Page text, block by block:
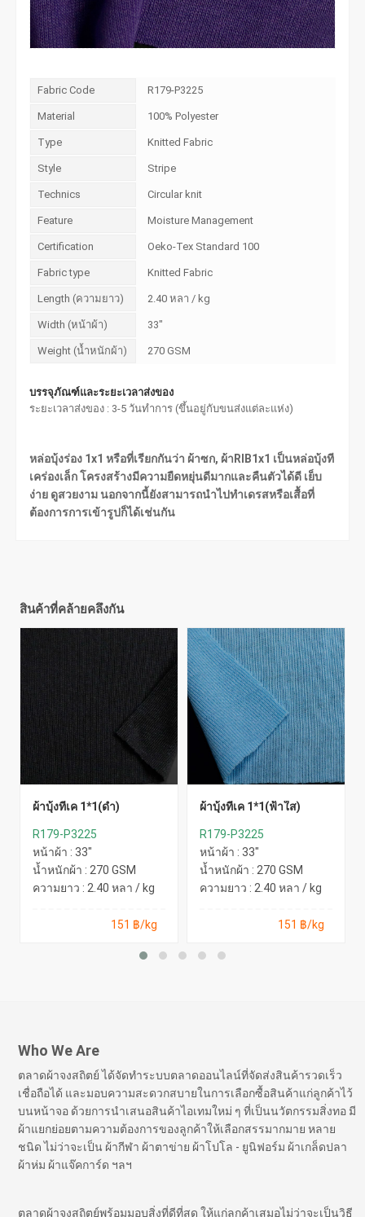
Fabric Code R179-P3225
Material 100% Polyester
Type Knitted Fabric
Style Stripe
Technics Circular knit
Feature Moisture Management
Certification Oeko-Tex Standard 100
Fabric type Knitted Fabric
Length (ความยาว) 2.40 หลา / kg
Width (หน้าผ้า) 33"
Weight (น้ำหนักผ้า) 270 GSM
บรรจุภัณฑ์และระยะเวลาส่งของ
ระยะเวลาส่งของ : 3-5 วันทำการ (ขึ้นอยู่กับขนส่งแต่ละแห่ง)
หล่อบุ้งร่อง 1x1 หรือที่เรียกกันว่า ผ้าซก, ผ้าRIB1x1 เป็นหล่อบุ้งที
เคร่องเล็ก โครงสร้างมีความยืดหยุ่นดีมากและคืนตัวได้ดี เย็บ
ง่าย ดูสวยงาม นอกจากนี้ยังสามารถนำไปทำเดรสหรือเสื้อที่
ต้องการการเข้ารูปก็ได้เช่นกัน
สินค้าที่คล้ายคลึงกัน
ผ้าบุ้งทีเค 1*1(ดำ)
R179-P3225
หน้าผ้า : 33"
น้ำหนักผ้า : 270 GSM
ความยาว : 2.40 หลา / kg
151 ฿/kg
ผ้าบุ้งทีเค 1*1(ฟ้าใส)
R179-P3225
หน้าผ้า : 33"
น้ำหนักผ้า : 270 GSM
ความยาว : 2.40 หลา / kg
151 ฿/kg
Who We Are
ตลาดผ้าจงสถิตย์ ได้จัดทำระบบตลาดออนไลน์ที่จัดส่งสินค้ารวดเร็ว
เชื่อถือได้ และมอบความสะดวกสบายในการเลือกซื้อสินค้าแก่ลูกค้าไว้
บนหน้าจอ ด้วยการนำเสนอสินค้าไอเทมใหม่ ๆ ที่เป็นนวัตกรรมสิ่งทอ มี
ผ้าแยกย่อยตามความต้องการของลูกค้าให้เลือกสรรมากมาย หลาย
ชนิด ไม่ว่าจะเป็น ผ้ากีฬา ผ้าตาข่าย ผ้าโปโล - ยูนิฟอร์ม ผ้าเกล็ดปลา
ผ้าห่ม ผ้าแจ๊คการ์ด ฯลฯ
ตลาดผ้าจงสถิตย์พร้อมมอบสิ่งที่ดีที่สุด ให้แก่ลูกค้าเสมอไม่ว่าจะเป็นวิธี